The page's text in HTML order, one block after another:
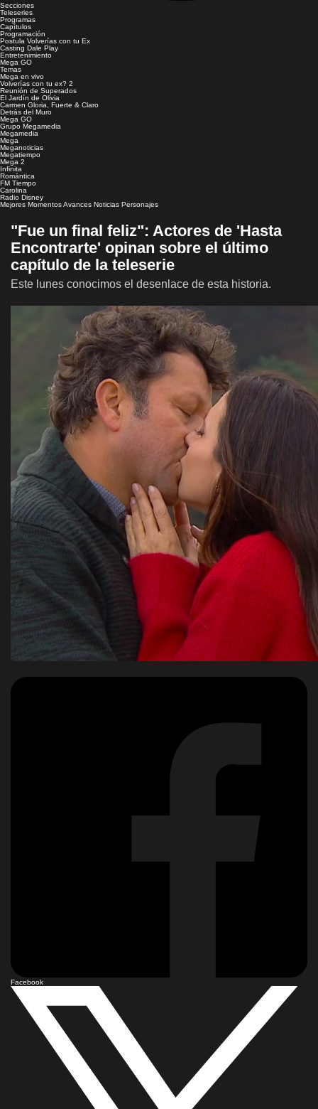
Secciones
Teleseries
Programas
Capítulos
Programación
Postula Volverías con tu Ex
Casting Dale Play
Entretenimiento
Mega GO
Temas
Mega en vivo
Volverías con tu ex? 2
Reunión de Superados
El Jardín de Olivia
Carmen Gloria, Fuerte & Claro
Detrás del Muro
Mega GO
Grupo Megamedia
Megamedia
Mega
Meganoticias
Megatiempo
Mega 2
Infinita
Romántica
FM Tiempo
Carolina
Radio Disney
Mejores MomentosAvances Noticias Personajes
"Fue un final feliz": Actores de 'Hasta
Encontrarte' opinan sobre el último
capítulo de la teleserie
Este lunes conocimos el desenlace de esta historia.
Facebook